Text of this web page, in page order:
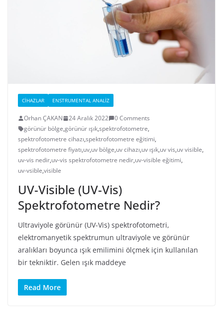
CIHAZLAR ENSTRUMENTAL ANALIZ
Orhan ÇAKAN 24 Aralık 2022
0 Comments
görünür bölge,görünür ışık,spektrofotometre,
spektrofotometre cihazı,spektrofotometre eğitimi,
spektrofotometre fiyatı,uv,uv bölge,uv cihazı,uv ışık,uv vis,uv visible,
uv-vis nedir,uv-vis spektrofotometre nedir,uv-visible eğitimi,
uv-vsible,visible
UV-Visible (UV-Vis)
Spektrofotometre Nedir?
Ultraviyole görünür (UV-Vis) spektrofotometri,
elektromanyetik spektrumun ultraviyole ve görünür
aralıkları boyunca ışık emilimini ölçmek için kullanılan
bir tekniktir. Gelen ışık maddeye
Read More